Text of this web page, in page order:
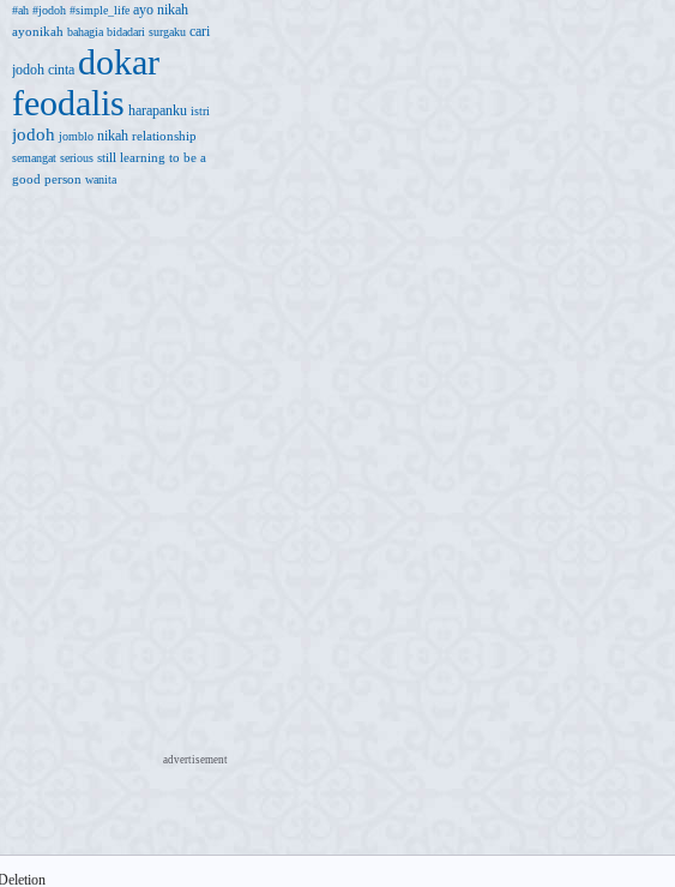
#ah #jodoh #simple_life ayo nikah
ayonikah bahagia bidadari surgaku cari
jodoh cinta dokar
feodalis harapanku istri
jodoh jomblo nikah relationship
semangat serious still learning to be a
good person wanita
advertisement